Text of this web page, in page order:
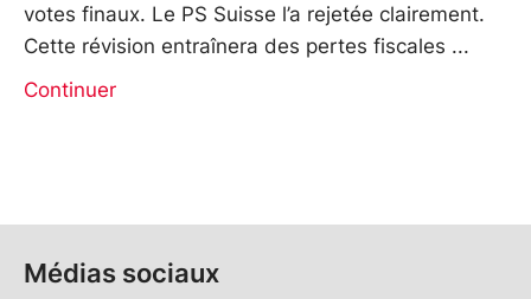
votes finaux. Le PS Suisse l’a rejetée clairement.
Cette révision entraînera des pertes fiscales
Continuer
Médias sociaux